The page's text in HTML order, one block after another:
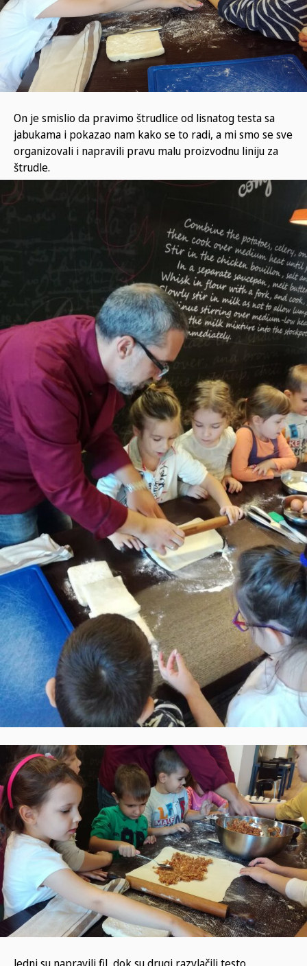
On je smislio da pravimo štrudlice od lisnatog testa sa
jabukama i pokazao nam kako se to radi, a mi smo se sve
organizovali i napravili pravu malu proizvodnu liniju za
štrudle.